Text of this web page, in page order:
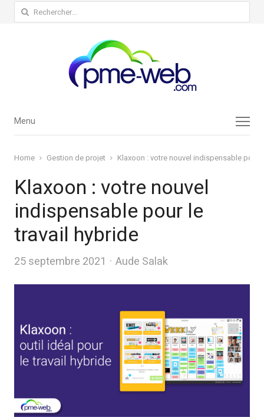
Rechercher :
Menu
Menu
Home Gestion de projet Klaxoon : votre nouvel indispensable pour
Klaxoon : votre nouvel
indispensable pour le
travail hybride
25 septembre 2021 Author
Aude Salak